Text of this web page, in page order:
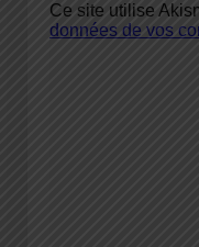
Ce site utilise
données de vos